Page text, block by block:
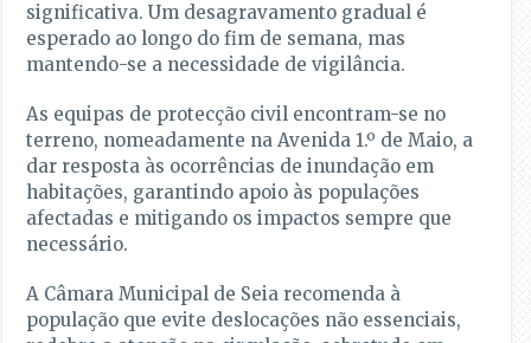
significativa. Um desagravamento gradual é
esperado ao longo do fim de semana, mas
mantendo-se a necessidade de vigilância.
As equipas de protecção civil encontram-se no
terreno, nomeadamente na Avenida 1.º de Maio, a
dar resposta às ocorrências de inundação em
habitações, garantindo apoio às populações
afectadas e mitigando os impactos sempre que
necessário.
A Câmara Municipal de Seia recomenda à
população que evite deslocações não essenciais,